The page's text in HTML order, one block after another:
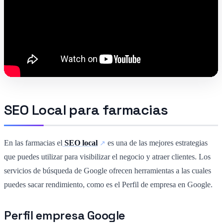
SEO Local para farmacias
En las farmacias el SEO local
es una de las mejores estrategias
que puedes utilizar para visibilizar el negocio y atraer clientes. Los
servicios de búsqueda de Google ofrecen herramientas a las cuales
puedes sacar rendimiento, como es el Perfil de empresa en Google.
Perfil empresa Google